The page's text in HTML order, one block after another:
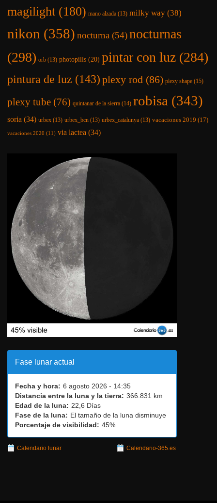
magilight (180) mano alzada (13) milky way (38)
nikon (358) nocturna (54)nocturnas
(298) orb (13) photopills (20) pintar con luz (284)
pintura de luz (143) plexy rod (86) plexy shape (15)
plexy tube (76) quintanar de la sierra (14) robisa (343)
soria (34) urbex (13) urbex_bcn (13) urbex_catalunya (13) vacaciones 2019 (17)
vacaciones 2020 (11) via lactea (34)
Fase lunar actual
Fecha y hora: 6 agosto 2026 - 14:35
Distancia entre la luna y la tierra: 366.831 km
Edad de la luna: 22,6 Días
Fase de la luna: El tamaño de la luna disminuye
Porcentaje de visibilidad: 45%
Calendario lunar Calendario-365.es